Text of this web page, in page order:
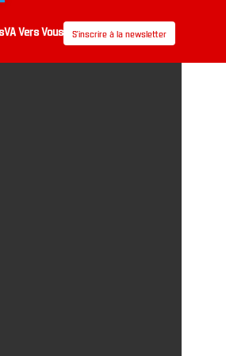
VA Vers Vous S’inscrire à la newsletter